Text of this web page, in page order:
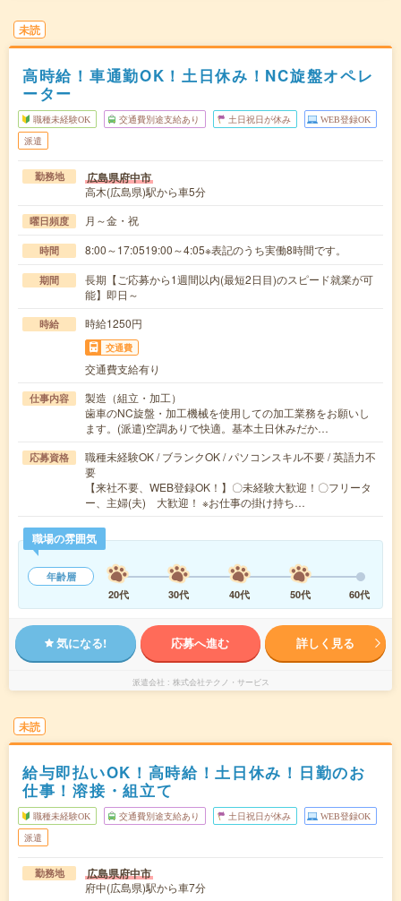
未読
高時給！車通勤OK！土日休み！NC旋盤オペレ
ーター
職種未経験OK 交通費別途支給あり 土日祝日が休み WEB登録OK
派遣
勤務地 広島県府中市
高木(広島県)駅から車5分
曜日頻度 月～金・祝
時間 8:00～17:0519:00～4:05※表記のうち実働8時間です。
期間
長期【ご応募から1週間以内(最短2日目)のスピード就業が可
能】即日～
時給 時給1250円
交通費
交通費支給有り
仕事内容
製造（組立・加工）
歯車のNC旋盤・加工機械を使用しての加工業務をお願いし
ます。(派遣)空調ありで快適。基本土日休みだか…
応募資格
職種未経験OK / ブランクOK / パソコンスキル不要 / 英語力不
要
【来社不要、WEB登録OK！】〇未経験大歓迎！〇フリータ
ー、主婦(夫) 大歓迎！ ※お仕事の掛け持ち…
職場の雰囲気
年齢層
20代
30代 40代 50代 60代
気になる! 応募へ進む 詳しく見る
派遣会社 株式会社テクノ・サービス
未読
給与即払いOK！高時給！土日休み！日勤のお
仕事！溶接・組立て
職種未経験OK 交通費別途支給あり 土日祝日が休み WEB登録OK
派遣
勤務地 広島県府中市
府中(広島県)駅から車7分